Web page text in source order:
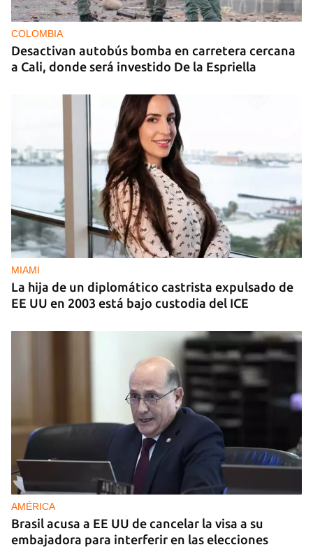
COLOMBIA
Desactivan autobús bomba en carretera cercana
a Cali, donde será investido De la Espriella
MIAMI
La hija de un diplomático castrista expulsado de
EE UU en 2003 está bajo custodia del ICE
AMÉRICA
Brasil acusa a EE UU de cancelar la visa a su
embajadora para interferir en las elecciones